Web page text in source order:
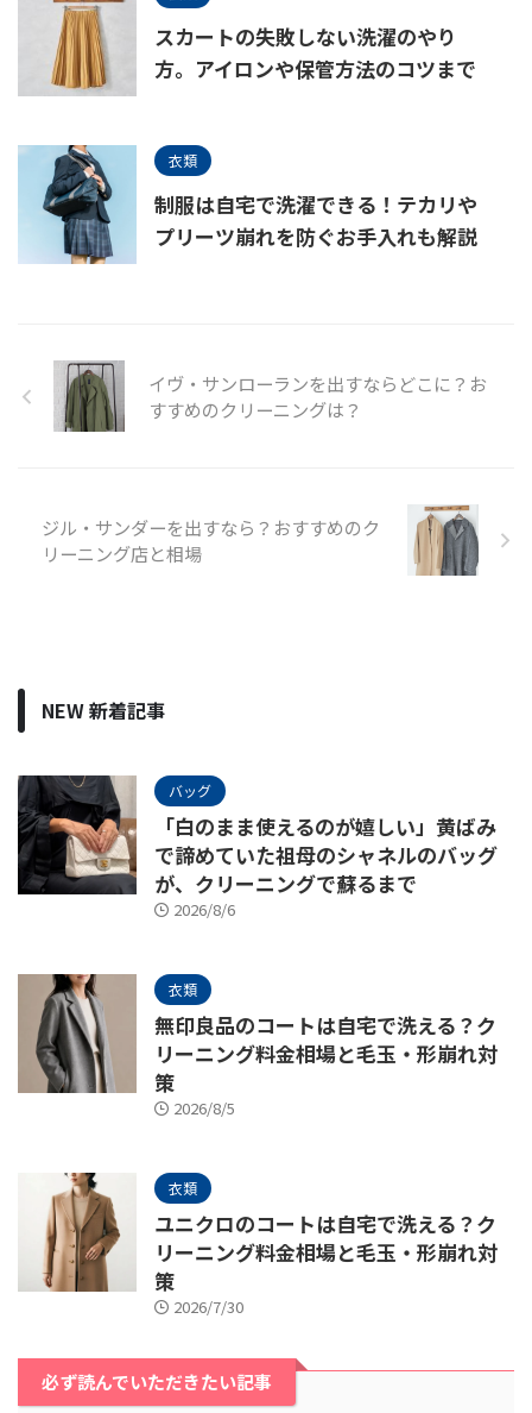
スカートの失敗しない洗濯のやり
方。アイロンや保管方法のコツまで
衣類
制服は自宅で洗濯できる！テカリや
プリーツ崩れを防ぐお手入れも解説
イヴ・サンローランを出すならどこに？お
すすめのクリーニングは？
ジル・サンダーを出すなら？おすすめのク
リーニング店と相場
NEW 新着記事
バッグ
「白のまま使えるのが嬉しい」黄ばみ
で諦めていた祖母のシャネルのバッグ
が、クリーニングで蘇るまで
2026/8/6
衣類
無印良品のコートは自宅で洗える？ク
リーニング料金相場と毛玉・形崩れ対
策
2026/8/5
衣類
ユニクロのコートは自宅で洗える？ク
リーニング料金相場と毛玉・形崩れ対
策
2026/7/30
必ず読んでいただきたい記事